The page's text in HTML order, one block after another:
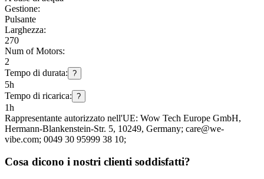
Gestione:
Pulsante
Larghezza:
270
Num of Motors:
2
Tempo di durata: ?
5h
Tempo di ricarica: ?
1h
Rappresentante autorizzato nell'UE: Wow Tech Europe GmbH,
Hermann-Blankenstein-Str. 5, 10249, Germany; care@we-
vibe.com; 0049 30 95999 38 10;
Cosa dicono i nostri clienti soddisfatti?